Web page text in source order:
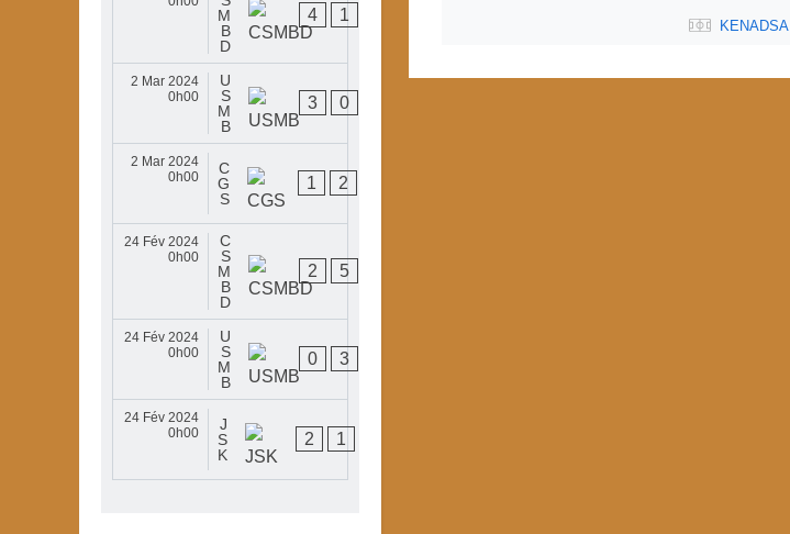
KENADSA
M
B
D
4 1
2 Mar 2024
0h00
U
S
M
B
3 0
C
2 Mar 2024
0h00
C
G
S
1 2
24 Fév 2024
0h00
C
S
M
B
D
2 5
24 Fév 2024
0h00
U
S
M
B
0 3
24 Fév 2024
0h00
J
S
K
2 1